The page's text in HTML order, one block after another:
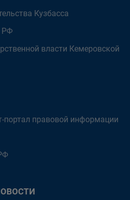
Кузбасса
РФ
власти Кемеровской
портал правовой информации